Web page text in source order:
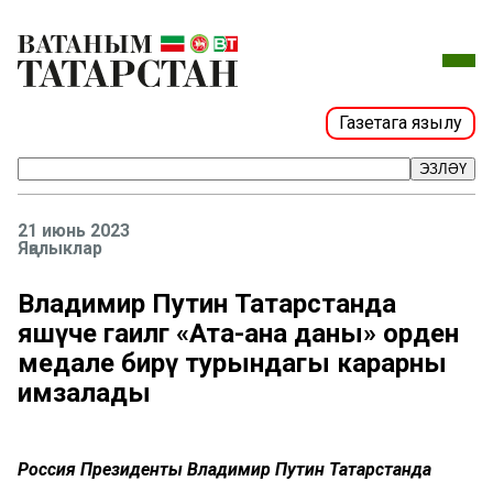
Газетага язылу
ЭЗЛӘҮ
21 июнь 2023
Яңалыклар
Владимир Путин Татарстанда
яшәүче гаиләгә «Ата-ана даны» орден
медале бирү турындагы карарны
имзалады
Россия Президенты Владимир Путин Татарстанда